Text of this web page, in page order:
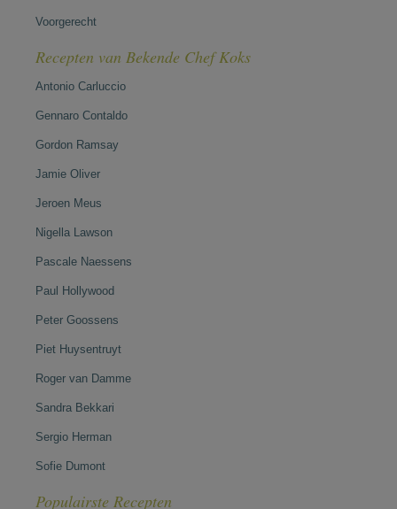
Voorgerecht
Recepten van Bekende Chef Koks
Antonio Carluccio
Gennaro Contaldo
Gordon Ramsay
Jamie Oliver
Jeroen Meus
Nigella Lawson
Pascale Naessens
Paul Hollywood
Peter Goossens
Piet Huysentruyt
Roger van Damme
Sandra Bekkari
Sergio Herman
Sofie Dumont
Populairste Recepten